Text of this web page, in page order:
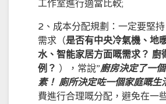
工作室進行適當比較;
2、成本分配規劃：一定要堅
需求（是否有中央冷氣機、地
水、智能家居方面嘅需求？ 廚
例？ ），常說”廚房決定了一
素！ 廁所決定咗一個家庭嘅生
費進行合理嘅分配，避免在一